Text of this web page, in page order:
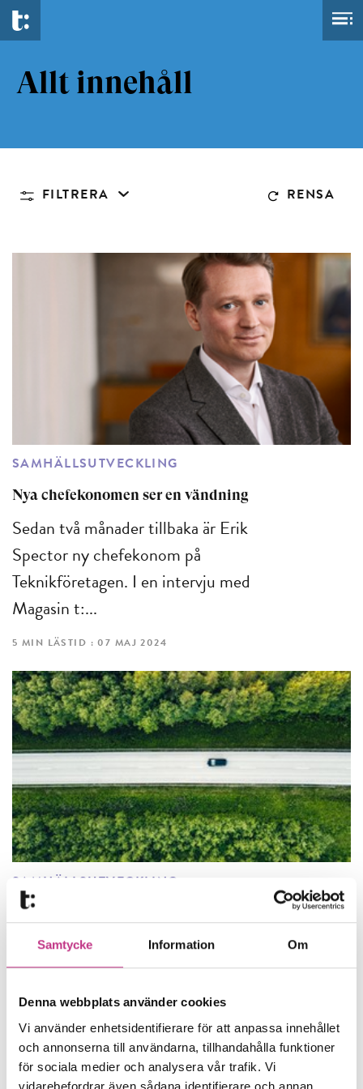
Samtycke Information Om
Denna webbplats använder cookies
Vi använder enhetsidentifierare för att anpassa innehållet
och annonserna till användarna, tillhandahålla funktioner
för sociala medier och analysera vår trafik. Vi
vidarebefordrar även sådana identifierare och annan
Allt innehåll
FILTRERA RENSA
SAMHÄLLSUTVECKLING
Nya chefekonomen ser en vändning
Sedan två månader tillbaka är Erik
Spector ny chefekonom på
Teknikföretagen. I en intervju med
Magasin t:...
5 MIN LÄSTID : 07 MAJ 2024
Rapport: 50 000 nya jobb med grön omställning
De kommande åren beräknas industrins
nästan 50 000 nya jobb, om man
räknar...
4 MIN LÄSTID : 30 AUG 2023